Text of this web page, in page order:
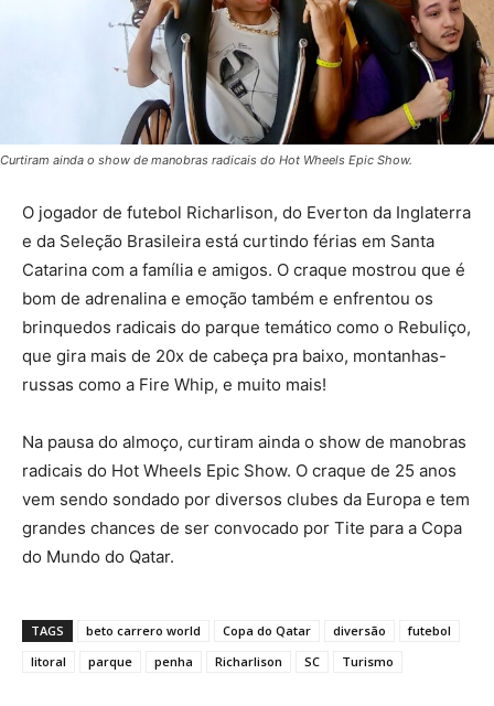
Curtiram ainda o show de manobras radicais do Hot Wheels Epic Show.
O jogador de futebol Richarlison, do Everton da Inglaterra
e da Seleção Brasileira está curtindo férias em Santa
Catarina com a família e amigos. O craque mostrou que é
bom de adrenalina e emoção também e enfrentou os
brinquedos radicais do parque temático como o Rebuliço,
que gira mais de 20x de cabeça pra baixo, montanhas-
russas como a Fire Whip, e muito mais!
Na pausa do almoço, curtiram ainda o show de manobras
radicais do Hot Wheels Epic Show. O craque de 25 anos
vem sendo sondado por diversos clubes da Europa e tem
grandes chances de ser convocado por Tite para a Copa
do Mundo do Qatar.
TAGS beto carrero world Copa do Qatar diversão
futebol
litoral
parque penha Richarlison SC Turismo